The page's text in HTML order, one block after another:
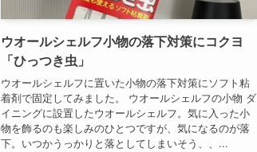
ウオールシェルフ小物の落下対策にコクヨ
「ひっつき虫」
ウオールシェルフに置いた小物の落下対策にソフト粘
着剤で固定してみました。 ウオールシェルフの小物 ダ
イニングに設置したウオールシェルフ。気に入った小
物を飾るのも楽しみのひとつですが、気になるのが落
下。いつかうっかりと落としてしまいそう、、...